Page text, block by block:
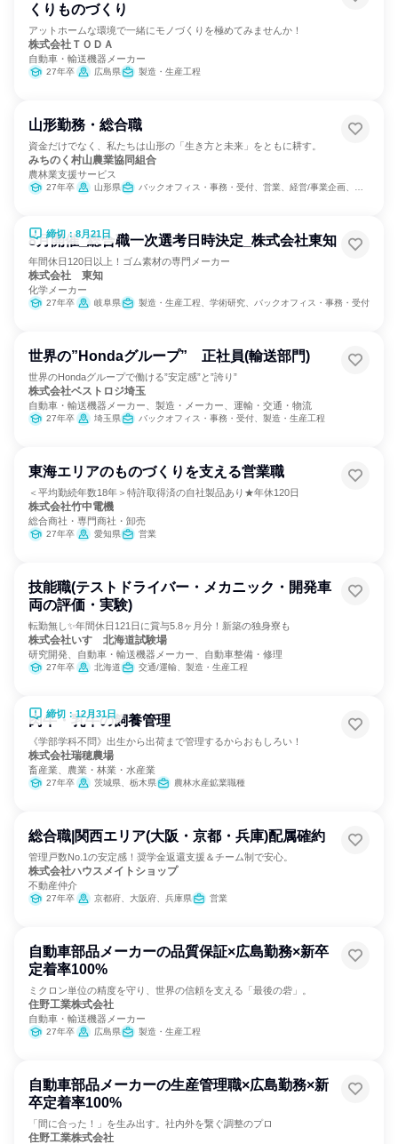
くりものづくり
アットホームな環境で一緒にモノづくりを極めてみませんか！
株式会社ＴＯＤＡ
自動車・輸送機器メーカー
27年卒 広島県 製造・生産工程
山形勤務・総合職
資金だけでなく、私たちは山形の「生き方と未来」をともに耕す。
みちのく村山農業協同組合
農林業支援サービス
27年卒 山形県 バックオフィス・事務・受付、営業、経営/事業企画、医療/福祉専門職、SCM/生産管理/購買/物流、人事、総務、組織運営管理・公務員・事務系職種
締切：8月21日
8月開催_総合職一次選考日時決定_株式会社東知
年間休日120日以上！ゴム素材の専門メーカー
株式会社 東知
化学メーカー
27年卒 岐阜県 製造・生産工程、学術研究、バックオフィス・事務・受付
世界の”Hondaグループ” 正社員(輸送部門)
世界のHondaグループで働ける”安定感”と”誇り”
株式会社ベストロジ埼玉
自動車・輸送機器メーカー、製造・メーカー、運輸・交通・物流
27年卒 埼玉県 バックオフィス・事務・受付、製造・生産工程
東海エリアのものづくりを支える営業職
＜平均勤続年数18年＞特許取得済の自社製品あり★年休120日
株式会社竹中電機
総合商社・専門商社・卸売
27年卒 愛知県 営業
技能職(テストドライバー・メカニック・開発車
両の評価・実験)
転勤無し✨年間休日121日に賞与5.8ヶ月分！新築の独身寮も
株式会社いすゞ北海道試験場
研究開発、自動車・輸送機器メーカー、自動車整備・修理
27年卒 北海道 交通/運輸、製造・生産工程
締切：12月31日
肉牛・乳牛の飼養管理
《学部学科不問》出生から出荷まで管理するからおもしろい！
株式会社瑞穂農場
畜産業、農業・林業・水産業
27年卒 茨城県、栃木県 農林水産鉱業職種
総合職|関西エリア(大阪・京都・兵庫)配属確約
管理戸数No.1の安定感！奨学金返還支援＆チーム制で安心。
株式会社ハウスメイトショップ
不動産仲介
27年卒 京都府、大阪府、兵庫県 営業
自動車部品メーカーの品質保証×広島勤務×新卒
定着率100%
ミクロン単位の精度を守り、世界の信頼を支える「最後の砦」。
住野工業株式会社
自動車・輸送機器メーカー
27年卒 広島県 製造・生産工程
自動車部品メーカーの生産管理職×広島勤務×新
卒定着率100%
「間に合った！」を生み出す。社内外を繋ぐ調整のプロ
住野工業株式会社